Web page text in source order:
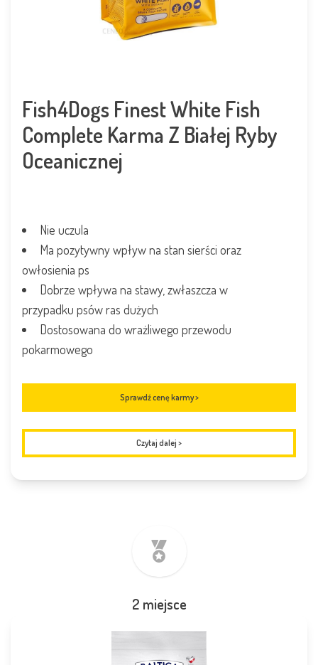
Fish4Dogs Finest White Fish
Complete Karma Z Białej Ryby
Oceanicznej
Nie uczula
Ma pozytywny wpływ na stan sierści oraz
owłosienia ps
Dobrze wpływa na stawy, zwłaszcza w
przypadku psów ras dużych
Dostosowana do wrażliwego przewodu
pokarmowego
Sprawdź cenę karmy >
Czytaj dalej >
2 miejsce